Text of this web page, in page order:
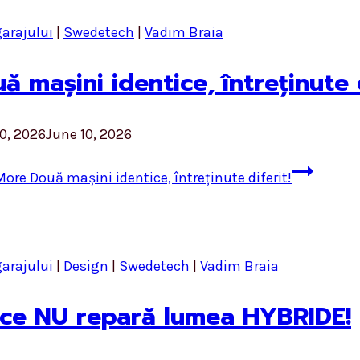
Swedetech Vadim Braia
mașini identice,
2026June 10, 2026
Două mașini identice, întreținute diferit!
Design Swedetech Vadim Braia
NU repară lumea HYBRIDE!